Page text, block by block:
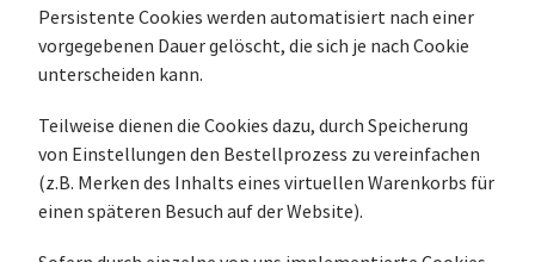
Persistente Cookies werden automatisiert nach einer
vorgegebenen Dauer gelöscht, die sich je nach Cookie
unterscheiden kann.
Teilweise dienen die Cookies dazu, durch Speicherung
von Einstellungen den Bestellprozess zu vereinfachen
(z.B. Merken des Inhalts eines virtuellen Warenkorbs für
einen späteren Besuch auf der Website).